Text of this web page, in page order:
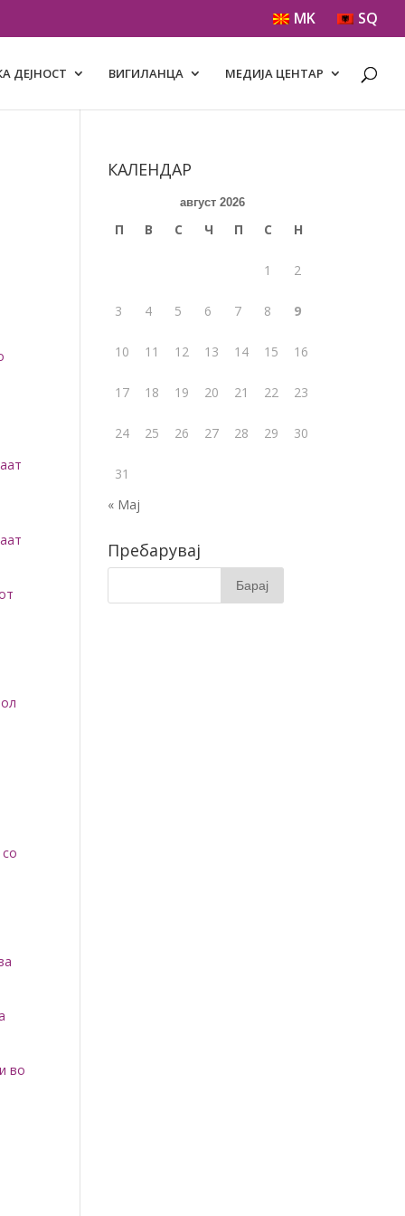
MK SQ
ДЕЈНОСТ ВИГИЛАНЦА МЕДИЈА ЦЕНТАР
во
КАЛЕНДАР
август 2026
П В С Ч П С Н
1 2
3 4 5 6 7 8 9
10 11 12 13 14 15 16
17 18 19 20 21 22 23
24 25 26 27 28 29 30
31
« Мај
Пребарувај